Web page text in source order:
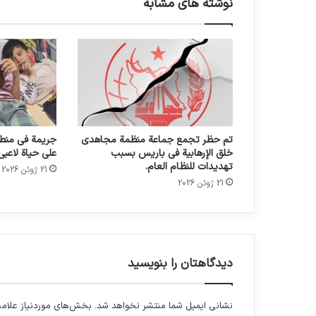
نوشته های مشابه
تم حظر تجمع جماعة منظمة مجاهدي
خلق الإرهابية في باريس بسبب
تهديدات للنظام العام.
21 ژوئن 2026
جريمة في
على حياة
21 ژوئن 2026
دیدگاهتان را بنویسید
نشانی ایمیل شما منتشر نخواهد شد. بخش‌های موردنیاز